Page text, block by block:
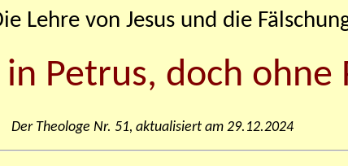
Lehre von Jesus und die
Petrus, doch ohne
Der Theologe Nr. 51, aktualisiert am 29.12.2024